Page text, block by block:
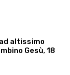
altissimo
Gesù, 18